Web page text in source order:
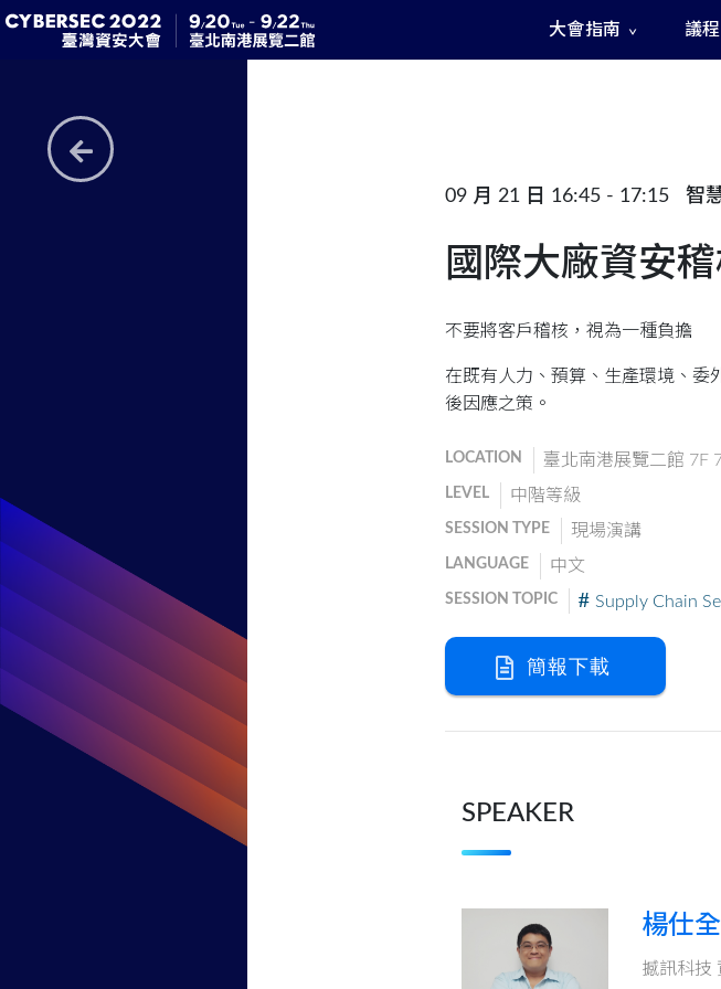
大會指南 議程
09 月 21 日 16:45 - 17:15 智
國際大廠資安
不要將客戶稽核，視為一種負擔
在既有人力、預算、生產環境、委
後因應之策。
LOCATION 臺北南港展覽二館 7F
LEVEL 中階等級
SESSION TYPE 現場演講
LANGUAGE 中文
SESSION TOPIC Supply Chain
簡報下載
SPEAKER
楊仕全
撼訊科技